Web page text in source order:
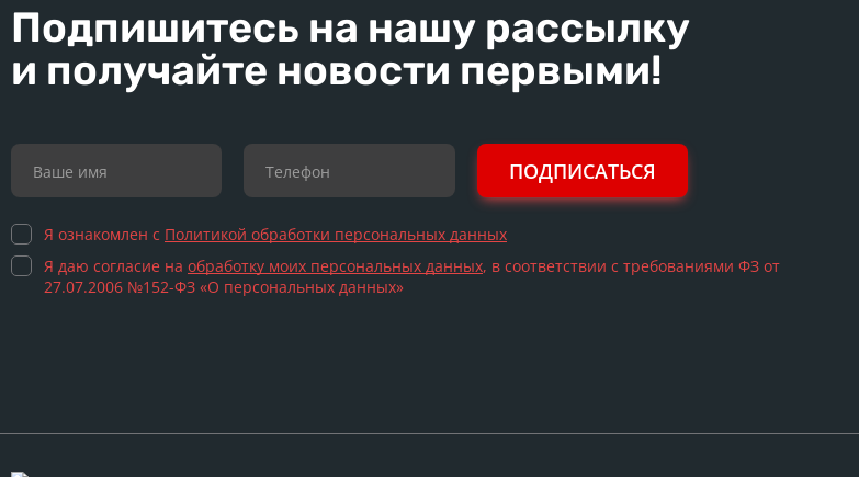
Подпишитесь на нашу рассылку
и получайте новости первыми!
ПОДПИСАТЬСЯ
Я ознакомлен с Политикой обработки персональных данных
Я даю согласие на обработку моих персональных данных, в соответствии с требованиями ФЗ от
27.07.2006 №152-ФЗ «О персональных данных»